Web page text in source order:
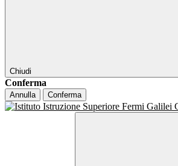
Chiudi
Conferma
Annulla Conferma